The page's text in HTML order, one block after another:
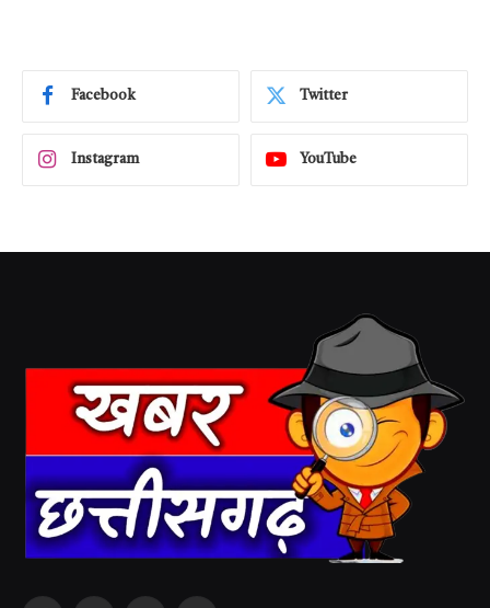
Facebook Twitter
Instagram YouTube